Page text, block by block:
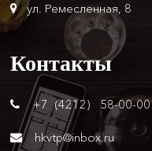
ул. Ремесленная, 8
Контакты
+7 (4212) 58-00-00
hkvtp@inbox.ru